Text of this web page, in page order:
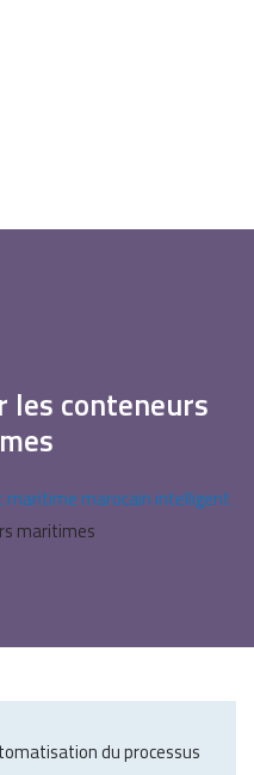
les conteneurs
maritime marocain intelligent​
maritimes
du processus